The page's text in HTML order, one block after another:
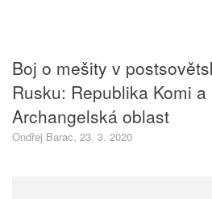
Boj o mešity v
Rusku: Republika Komi a
Archangelská oblast
Ondřej Barac, 23. 3. 2020